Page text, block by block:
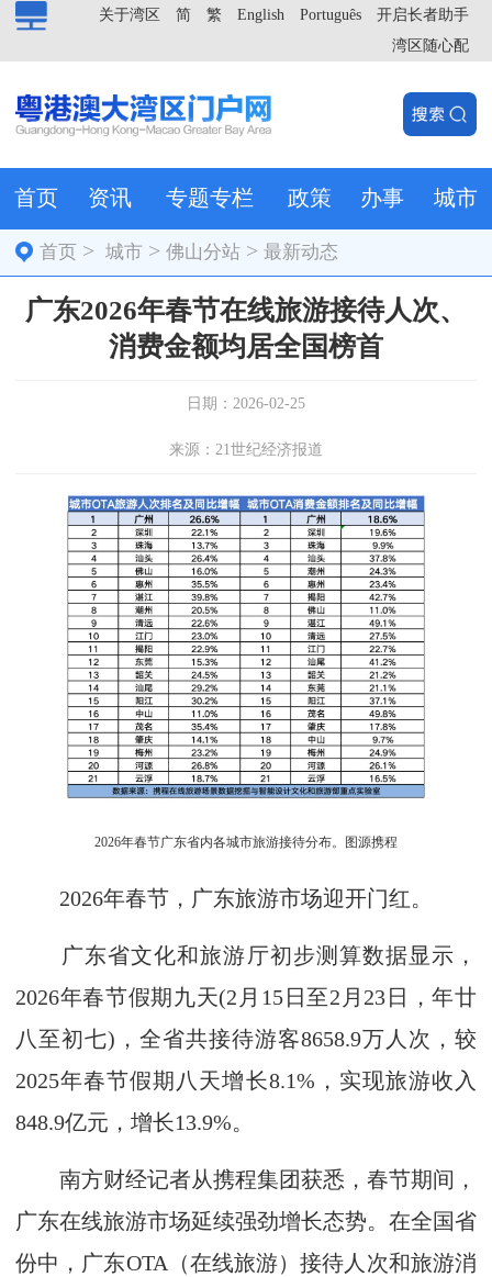
开启长者助手
Português
English
繁
简
关于湾区
湾区随心配
首页 资讯 专题专栏 政策 办事 城市
首页 >城市 >佛山分站 >最新动态
广东2026年春节在线旅游接待人次、
消费金额均居全国榜首
日期：2026-02-25
来源：21世纪经济报道
2026年春节广东省内各城市旅游接待分布。图源携程
2026年春节，广东旅游市场迎开门红。
广东省文化和旅游厅初步测算数据显示，
2026年春节假期九天(2月15日至2月23日，年廿
八至初七)，全省共接待游客8658.9万人次，较
2025年春节假期八天增长8.1%，实现旅游收入
848.9亿元，增长13.9%。
南方财经记者从携程集团获悉，春节期间，
广东在线旅游市场延续强劲增长态势。在全国省
份中，广东OTA（在线旅游）接待人次和旅游消